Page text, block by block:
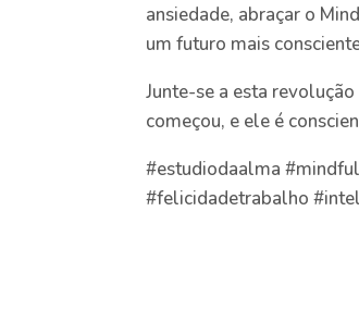
ansiedade, abraçar o
um futuro mais
Junte-se a esta
começou, e ele é
#estudiodaalma
#felicidadetrabalho